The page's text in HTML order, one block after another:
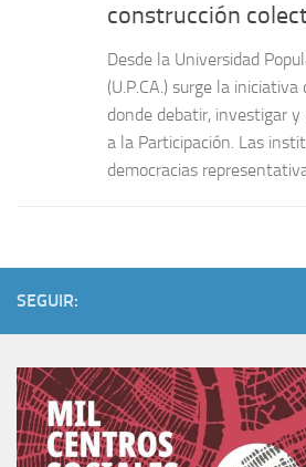
construcción
Desde la Universidad
(U.P.CA.) surge la
donde debatir, investigar
a la Participación. Las
democracias
SEGUIR: